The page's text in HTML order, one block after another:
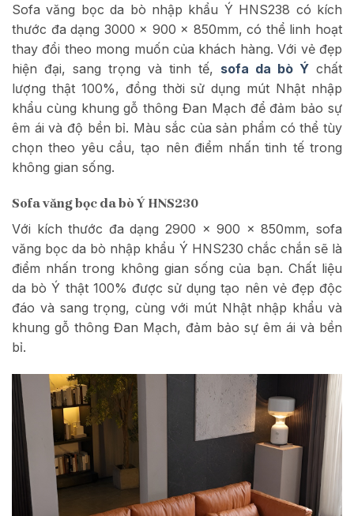
Sofa văng bọc da bò nhập khẩu Ý HNS238 có kích
thước đa dạng 3000 x 900 x 850mm, có thể linh hoạt
thay đổi theo mong muốn của khách hàng. Với vẻ đẹp
hiện đại, sang trọng và tinh tế, sofa da bò Ý chất
lượng thật 100%, đồng thời sử dụng mút Nhật nhập
khẩu cùng khung gỗ thông Đan Mạch để đảm bảo sự
êm ái và độ bền bỉ. Màu sắc của sản phẩm có thể tùy
chọn theo yêu cầu, tạo nên điểm nhấn tinh tế trong
không gian sống.
Sofa văng bọc da bò Ý HNS230
Với kích thước đa dạng 2900 x 900 x 850mm, sofa
văng bọc da bò nhập khẩu Ý HNS230 chắc chắn sẽ là
điểm nhấn trong không gian sống của bạn. Chất liệu
da bò Ý thật 100% được sử dụng tạo nên vẻ đẹp độc
đáo và sang trọng, cùng với mút Nhật nhập khẩu và
khung gỗ thông Đan Mạch, đảm bảo sự êm ái và bền
bỉ.